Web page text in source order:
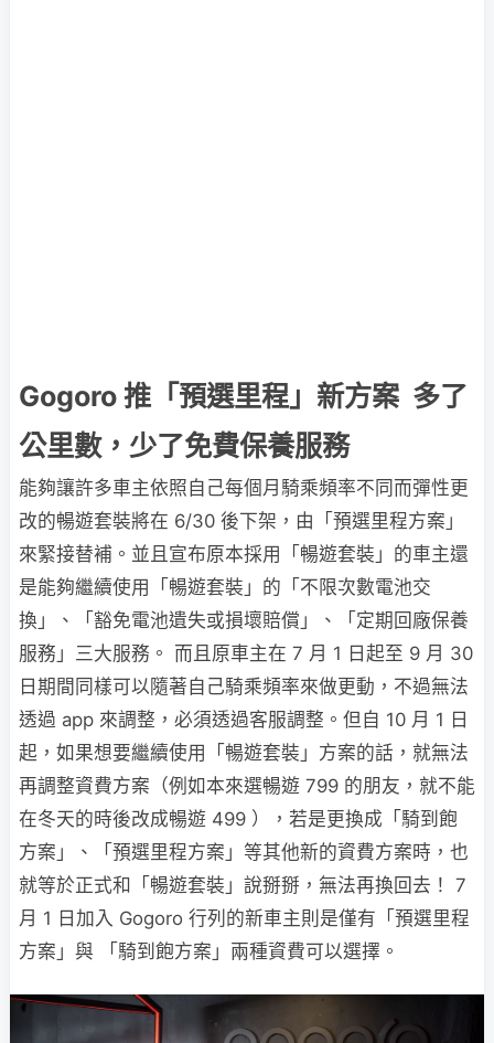
Gogoro 推「預選里程」新方案 多了
公里數，少了免費保養服務
能夠讓許多車主依照自己每個月騎乘頻率不同而彈性更
改的暢遊套裝將在 6/30 後下架，由「預選里程方案」
來緊接替補。並且宣布原本採用「暢遊套裝」的車主還
是能夠繼續使用「暢遊套裝」的「不限次數電池交
換」、「豁免電池遺失或損壞賠償」、「定期回廠保養
服務」三大服務。 而且原車主在 7 月 1 日起至 9 月 30
日期間同樣可以隨著自己騎乘頻率來做更動，不過無法
透過 app 來調整，必須透過客服調整。但自 10 月 1 日
起，如果想要繼續使用「暢遊套裝」方案的話，就無法
再調整資費方案（例如本來選暢遊 799 的朋友，就不能
在冬天的時後改成暢遊 499 ），若是更換成「騎到飽
方案」、「預選里程方案」等其他新的資費方案時，也
就等於正式和「暢遊套裝」說掰掰，無法再換回去！ 7
月 1 日加入 Gogoro 行列的新車主則是僅有「預選里程
方案」與 「騎到飽方案」兩種資費可以選擇。